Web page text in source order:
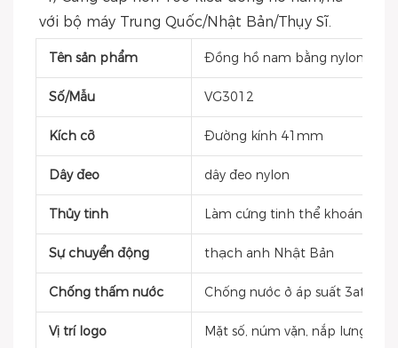
với bộ máy Trung Quốc/Nhật Bản/Thụy Sĩ.
Tên sản phẩm Đồng hồ nam bằng nylon
Số/Mẫu VG3012
Kích cỡ Đường kính 41mm
Dây đeo dây đeo nylon
Thủy tinh Làm cứng tinh thể khoáng
Sự chuyển động thạch anh Nhật Bản
Chống thấm nước Chống nước ở áp suất 3atm
Vị trí logo Mặt số, núm vặn, nắp lưng,